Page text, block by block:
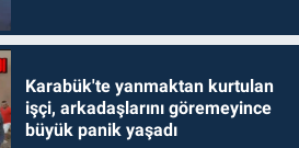
Karabük'te yanmaktan kurtulan
işçi, arkadaşlarını göremeyince
büyük panik yaşadı